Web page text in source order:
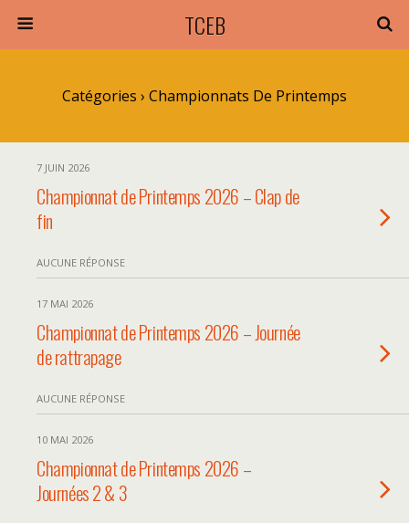
TCEB
Catégories › Championnats De Printemps
7 JUIN 2026
Championnat de Printemps 2026 – Clap de
fin
AUCUNE RÉPONSE
17 MAI 2026
Championnat de Printemps 2026 – Journée
de rattrapage
AUCUNE RÉPONSE
10 MAI 2026
Championnat de Printemps 2026 –
Journées 2 & 3